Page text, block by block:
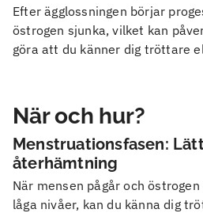
Efter ägglossningen börjar
östrogen sjunka, vilket kan
göra att du känner dig tröttare
När och hur?
Menstruationsfasen:
återhämtning
När mensen pågår och
låga nivåer, kan du känna dig